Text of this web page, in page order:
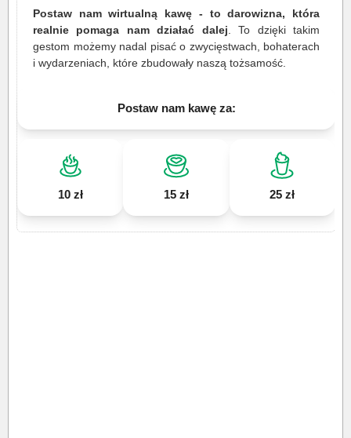
Postaw nam wirtualną kawę - to darowizna, która
realnie pomaga nam działać dalej . To dzięki takim
gestom możemy nadal pisać o zwycięstwach, bohaterach
i wydarzeniach, które zbudowały naszą tożsamość.
Postaw nam kawę za:
10 zł 15 zł 25 zł